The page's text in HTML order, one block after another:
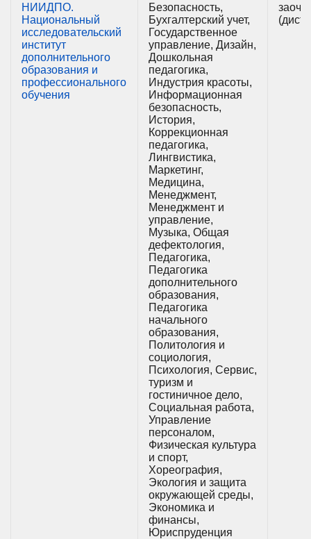
НИИДПО.
Национальный
исследовательский
институт
дополнительного
образования и
профессионального
обучения
Безопасность,
Бухгалтерский учет,
Государственное
управление, Дизайн,
Дошкольная
педагогика,
Индустрия красоты,
Информационная
безопасность,
История,
Коррекционная
педагогика,
Лингвистика,
Маркетинг,
Медицина,
Менеджмент,
Менеджмент и
управление,
Музыка, Общая
дефектология,
Педагогика,
Педагогика
дополнительного
образования,
Педагогика
начального
образования,
Политология и
социология,
Психология, Сервис,
туризм и
гостиничное дело,
Социальная работа,
Управление
персоналом,
Физическая культура
и спорт,
Хореография,
Экология и защита
окружающей среды,
Экономика и
финансы,
Юриспруденция